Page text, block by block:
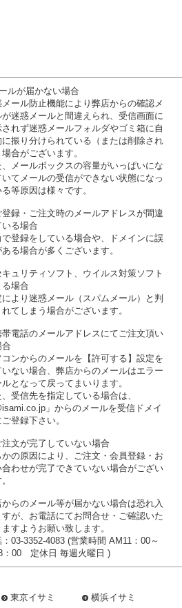
ルが届かない場合
メール防止機能により弊店からの確認メ
が迷惑メールと間違えられ、受信画面に
されず迷惑メールフォルダやゴミ箱に自
に振り分けられている（または削除され
合がございます。
、メールボックスの容量がいっぱいにな
いてメールの受信ができない状態になっ
等原因は様々です。
登録・ご注文時のメールアドレスが間違
いる場合
で登録をしている場合や、ドメインに誤
ある場合が多くございます。
キュリティソフト、ウイルス対策ソフト
る場合
により迷惑メール（スパムメール）と判
れてしまう場合がございます。
帯電話のメールアドレスにてご注文頂い
合
コンからのメールを【許可する】設定を
いない場合、弊店からのメールはエラー
ルとなって戻ってまいります。
、受信先を指定している場合は、
」からのメールを受信ドメイ
登録下さい。
注文が完了していない場合
かの原因により、ご注文・会員登録・お
合わせが完了できていない場合がござい
からのメール等が届かない場合は恐れ入
すが、お電話にてお問合せ・ご確認いた
ますようお願い致します。
：03-3352-4083 (営業時間 AM11：00～
：00 定休日 毎週火曜日 )
東京イサミ 横浜イサミ